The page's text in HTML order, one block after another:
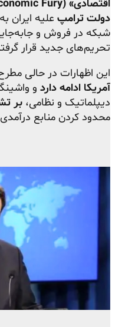
اقتصادی» (Economic Fury)
دولت ترامپ علیه ایران
شبکه در فروش و
تحریم‌های جدید قرار
این اظهارات در حالی
آمریکا ادامه دارد و
دیپلماتیک و نظامی، بر
محدود کردن منابع